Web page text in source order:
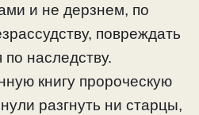
и не дерзнем, по
повреждать
наследству.
книгу пророческую
разгнуть ни старцы,